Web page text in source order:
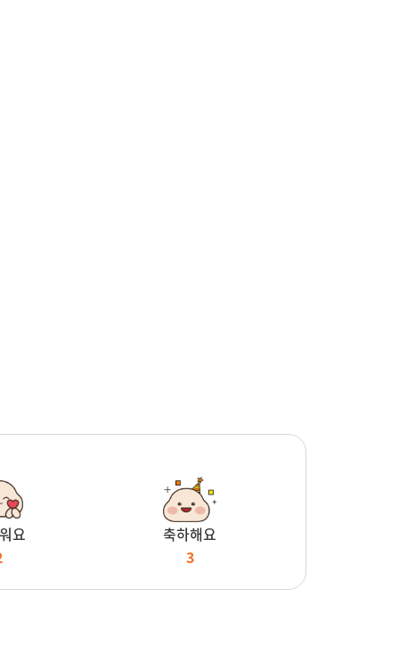
요
축하해요
3